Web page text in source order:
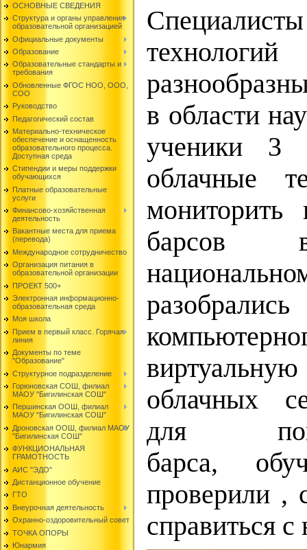
ОСНОВНЫЕ СВЕДЕНИЯ
Структура и органы управления
образовательной организацией
Официальные документы
Образование
Образовательные стандарты и
требования
Обновленные ФГОС НОО, ООО,
СОО
Руководство
Педагогический состав
Материально-техническое
обеспечение и оснащенность
образовательного процесса.
Доступная среда
Стипендии и меры поддержки
обучающихся
Платные образовательные
услуги
Финансово-хозяйственная
деятельность
Вакантные места для приема
(перевода)
Международное сотрудничество
Организация питания в
образовательной организации
ПРОЕКТ 500+
Электронная информационно-
образовательная среда
Моя школа
Прием в первый класс. Горячая
линия
Документы по теме
"Образование"
Структурное подразделение
Горюновская СОШ, филиал
МАОУ "Бигилинская СОШ"
Першинская ООШ, филиал
МАОУ "Бигилинская СОШ"
Дроновская ООШ, филиал МАОУ
"Бигилинская СОШ"
ФУНКЦИОНАЛЬНАЯ
ГРАМОТНОСТЬ
АИС "ЭДО"
Дистанционное обучение
ГТО
Внеурочная деятельность
Охранно-оздоровительный совет
ТОЧКА ОПОРЫ
Юнармия
в области
ученики 3
облачные
барсов
облачных
для
барса,
проверили ,
справиться с